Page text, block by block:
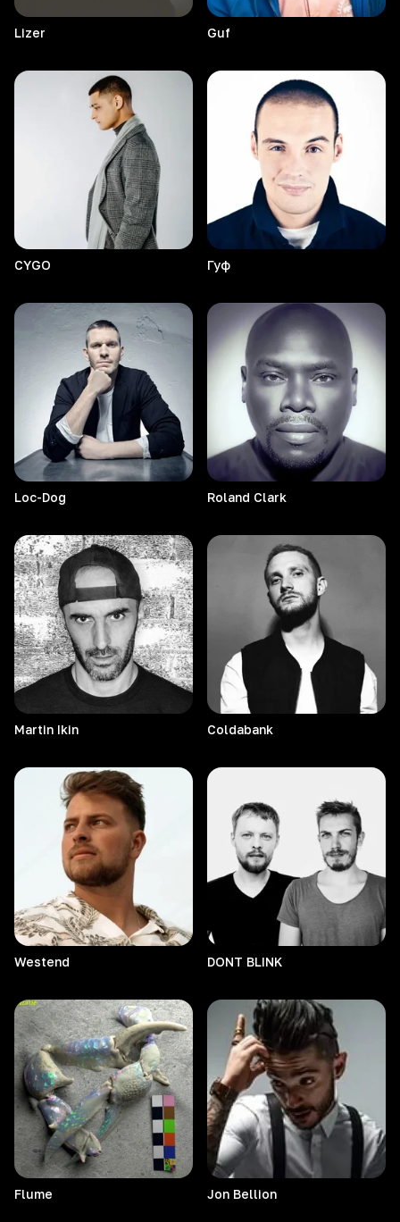
Lizer Guf
CYGO Гуф
Loc-Dog Roland Clark
Martin Ikin Coldabank
Westend DONT BLINK
Flume Jon Bellion